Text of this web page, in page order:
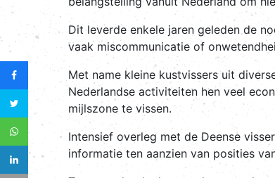
Dit leverde enkele jaren geleden de
vaak miscommunicatie of
Met name kleine kustvissers uit
Nederlandse activiteiten hen veel
mijlszone te vissen.
Intensief overleg met de Deense
informatie ten aanzien van posities